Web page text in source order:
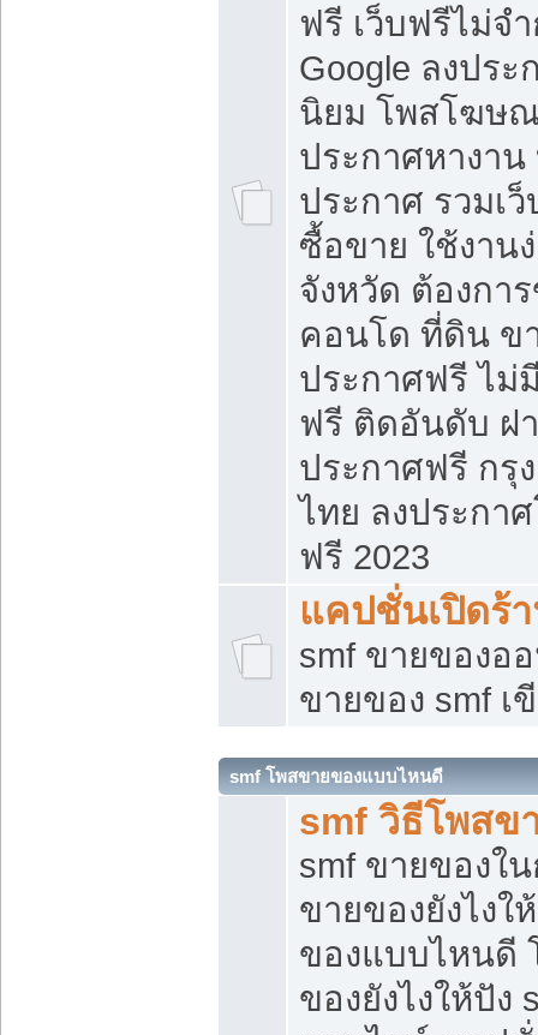
ฟรี เว็บฟรีไม่จ
Google ลงปร
นิยม โพสโฆษ
ประกาศหางาน
ประกาศ รวมเ
ซื้อขาย ใช้งาน
จังหวัด ต้องกา
คอนโด ที่ดิน ข
ประกาศฟรี ไม่
ฟรี ติดอันดับ ฝ
ประกาศฟรี กรุ
ไทย ลงประกา
ฟรี 2023
แคปชั่นเปิดร้
smf ขายของอ
ขายของ smf เ
smf โพสขายของแบบไหนดี
smf วิธีโพสข
smf ขายของใ
ขายของยังไง
ของแบบไหนดี
ของยังไงให้ปั